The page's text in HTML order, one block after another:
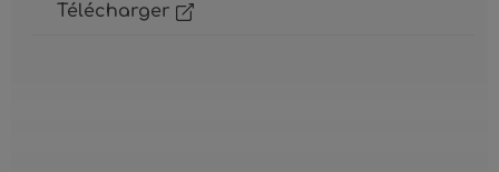
Télécharger